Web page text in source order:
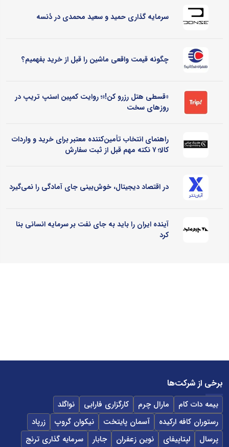
سرمایه گذاری حمید و سعید محمدی در دُنسه
چگونه قیمت واقعی ماشین را قبل از خرید بفهمیم؟
«قسطی هتل رزرو کن!»؛ روایت کمپین اسنپ تریپ در
روزهای سخت
راهنمای انتخاب تأمین‌کننده معتبر برای خرید و واردات
کالا؛ ۷ نکته مهم قبل از ثبت سفارش
در اقتصاد دیجیتال، خوش‌بینی جای آمادگی را نمی‌گیرد
آینده ایران را باید به جای نفت بر سرمایه انسانی بنا
کرد
برخی از شرکت‌ها
بیمه دات کام مارال چرم کارگزاری فارابی
نواگلد
رستوران کافه ارکیده
آسمان پایتخت نیکوان گروپ
زرپاد
پرسال
لپتاپیفای نوین زعفران جابار
سرمایه گذاری ترنج